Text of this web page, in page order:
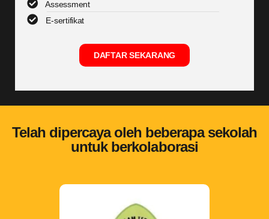
Assessment
E-sertifikat
DAFTAR SEKARANG
Telah dipercaya oleh beberapa sekolah
untuk berkolaborasi